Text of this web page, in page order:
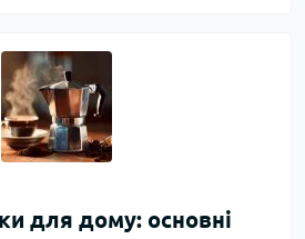
для дому: основні